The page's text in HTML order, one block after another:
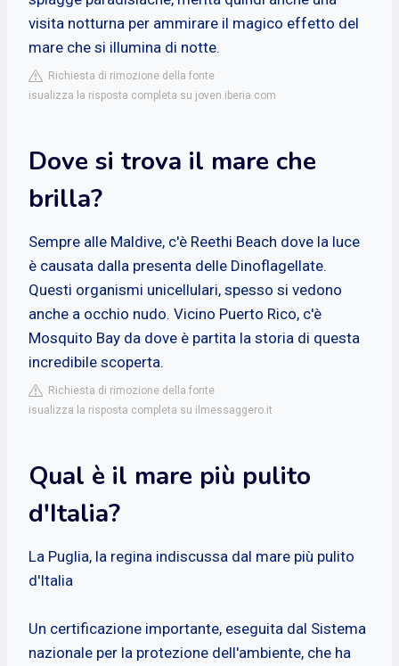
visita notturna per ammirare il magico effetto del
mare che si illumina di notte.
Richiesta di rimozione della fonte
isualizza la risposta completa su joven.iberia.com
Dove si trova il mare che
brilla?
Sempre alle Maldive, c'è Reethi Beach dove la luce
è causata dalla presenta delle Dinoflagellate.
Questi organismi unicellulari, spesso si vedono
anche a occhio nudo. Vicino Puerto Rico, c'è
Mosquito Bay da dove è partita la storia di questa
incredibile scoperta.
Richiesta di rimozione della fonte
isualizza la risposta completa su ilmessaggero.it
Qual è il mare più pulito
d'Italia?
La Puglia, la regina indiscussa dal mare più pulito
d'Italia
Un certificazione importante, eseguita dal Sistema
nazionale per la protezione dell'ambiente, che ha